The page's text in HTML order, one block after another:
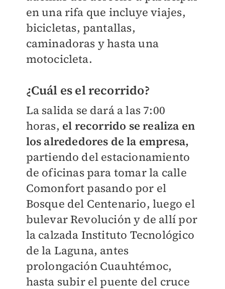
en una rifa que incluye viajes,
bicicletas, pantallas,
caminadoras y hasta una
motocicleta.
¿Cuál es el recorrido?
La salida se dará a las 7:00
horas, el recorrido se realiza en
los alrededores de la empresa,
partiendo del estacionamiento
de oficinas para tomar la calle
Comonfort pasando por el
Bosque del Centenario, luego el
bulevar Revolución y de allí por
la calzada Instituto Tecnológico
de la Laguna, antes
prolongación Cuauhtémoc,
hasta subir el puente del cruce